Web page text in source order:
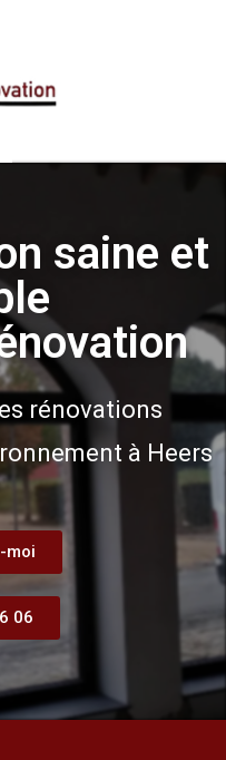
saine et
rénovations
à Heers
moi
06